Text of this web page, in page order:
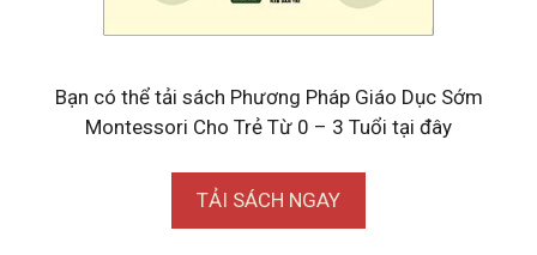
Bạn có thể tải sách Phương Pháp Giáo Dục Sớm
Montessori Cho Trẻ Từ 0 – 3 Tuổi tại đây
TẢI SÁCH NGAY